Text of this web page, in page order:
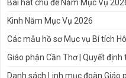
Bài hát chủ đề Năm Mục Vụ
Kinh Năm Mục Vụ 2026
Các mẫu hồ sơ Mục vụ Bí tích
Giáo phận Cần Thơ | Quyết
Danh sách Linh mục đoàn